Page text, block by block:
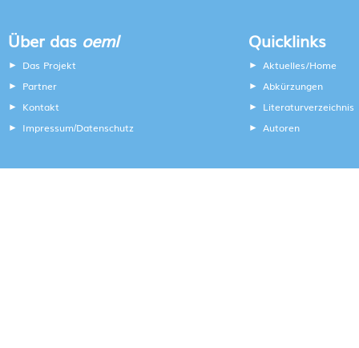
Über das oeml
Das Projekt
Partner
Kontakt
Impressum/Datenschutz
Quicklinks
Aktuelles/Home
Abkürzungen
Literaturverzeichnis
Autoren